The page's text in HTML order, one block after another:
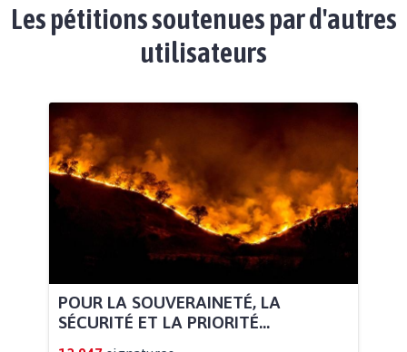
Les pétitions soutenues par d'autres
utilisateurs
POUR LA SOUVERAINETÉ, LA
SÉCURITÉ ET LA PRIORITÉ...